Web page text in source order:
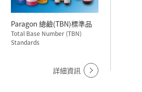
Paragon 總鹼(TBN)標準品
Total Base Number (TBN)
Standards
詳細資訊